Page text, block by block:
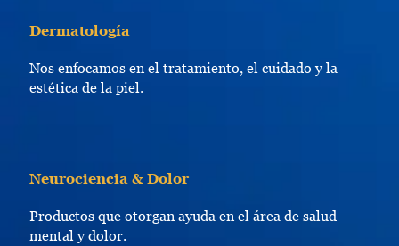
Dermatología
Nos enfocamos en el tratamiento, el cuidado y la
estética de la piel.
Neurociencia & Dolor
Productos que otorgan ayuda en el área de salud
mental y dolor.